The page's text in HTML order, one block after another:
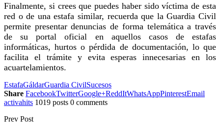
Finalmente, si crees que puedes haber sido víctima de esta
red o de una estafa similar, recuerda que la Guardia Civil
permite presentar denuncias de forma telemática a través
de su portal oficial en aquellos casos de estafas
informáticas, hurtos o pérdida de documentación, lo que
facilita el trámite y evita esperas innecesarias en los
acuartelamientos.
EstafaGáldarGuardia CivilSucesos
Share FacebookTwitterGoogle+ReddItWhatsAppPinterestEmail
activahits 1019 posts 0 comments
Prev Post